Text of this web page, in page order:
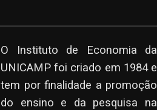
O Instituto de Economia da
UNICAMP foi criado em 1984 e
tem por finalidade a promoção
do ensino e da pesquisa na